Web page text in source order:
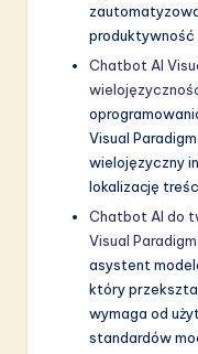
produktywność
Chatbot AI
Visual
wielojęzyczny
lokalizację
Chatbot AI do
Visual Paradigm
asystent
który
wymaga od
standardów